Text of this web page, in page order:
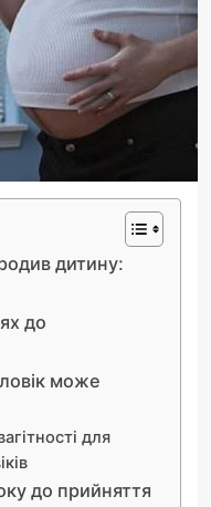
дитину:
до
може
для
до прийняття